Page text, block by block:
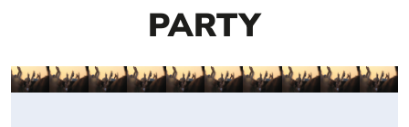
PARTY